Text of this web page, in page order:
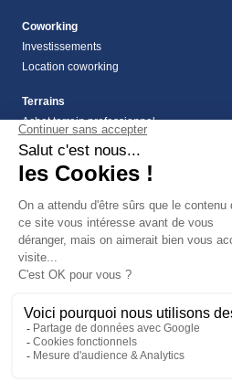
Coworking
Investissements
Location coworking
Terrains
Achat terrain professionnel
location de terrain Alpes Maritimes (06)
Maritimes (06)
Terrains
Vente terrain Alpes maritimes (06)
vente terrains à montauroux